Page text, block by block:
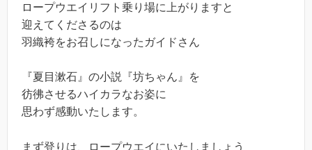
ロープウエイリフト乗り場に上がりますと
迎えてくださるのは
羽織袴をお召しになったガイドさん
『夏目漱石』の小説『坊ちゃん』を
彷彿させるハイカラなお姿に
思わず感動いたします。
まず登りは、ロープウエイにいたしましょう